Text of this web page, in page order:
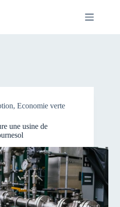
, Economie verte
une usine de